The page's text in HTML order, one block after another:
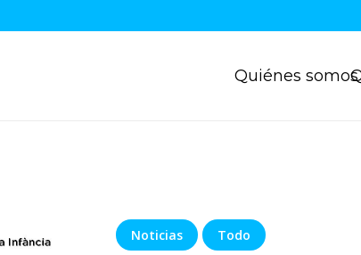
Quiénes somos
Noticias Todo